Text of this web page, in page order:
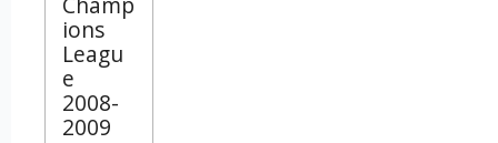
ions
Leagu
e
2008-
2009